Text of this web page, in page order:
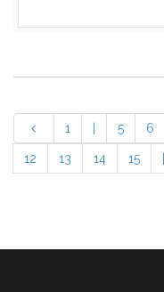
1 5 6
12 13 14 15